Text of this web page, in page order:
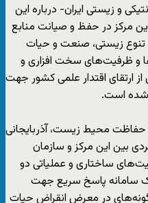
و زیستی ایران- درباره این
مرکز در حفظ و صیانت منابع
تنوع زیستی، صنعت و حیات
و ظرفیت‌های سخت افزاری و
ارتقای اقتدار علمی کشور جهت
شده است.
حفاظت محیط زیست، آذربایجانی
بین این مرکز و سازمان
ساختاری و عملیاتی دو
سامانه پاسخ سریع جهت
در معرض انقراض حیات